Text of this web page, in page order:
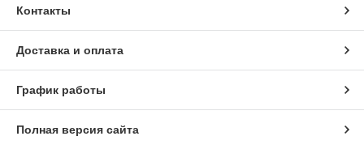
Контакты
Доставка и оплата
График работы
Полная версия сайта